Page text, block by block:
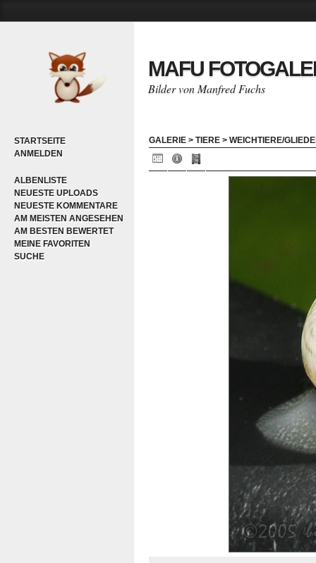
STARTSEITE
ANMELDEN
ALBENLISTE
NEUESTE UPLOADS
NEUESTE KOMMENTARE
AM MEISTEN ANGESEHEN
AM BESTEN BEWERTET
MEINE FAVORITEN
SUCHE
MAFU
Bilder von Manfred Fuchs
GALERIE > TIERE > WEICHTIERE/